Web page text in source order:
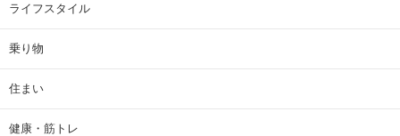
ライフスタイル
乗り物
住まい
健康・筋トレ